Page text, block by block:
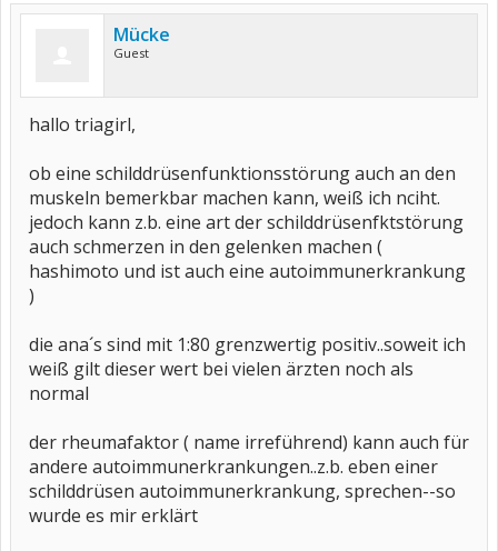
Mücke
Guest
hallo triagirl,
ob eine schilddrüsenfunktionsstörung auch an den
muskeln bemerkbar machen kann, weiß ich nciht.
jedoch kann z.b. eine art der schilddrüsenfktstörung
auch schmerzen in den gelenken machen (
hashimoto und ist auch eine autoimmunerkrankung
)
die ana´s sind mit 1:80 grenzwertig positiv..soweit ich
weiß gilt dieser wert bei vielen ärzten noch als
normal
der rheumafaktor ( name irreführend) kann auch für
andere autoimmunerkrankungen..z.b. eben einer
schilddrüsen autoimmunerkrankung, sprechen--so
wurde es mir erklärt